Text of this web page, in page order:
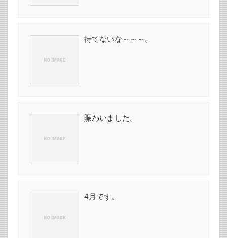
待てないな～～～。
賑わいました。
4月です。